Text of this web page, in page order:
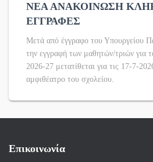
ΝΕΑ ΑΝΑΚΟΙΝΩΣΗ
ΕΓΓΡΑΦΕΣ
Μετά από έγγραφο του Υπουργείου
την εγγραφή των μαθητών/τριών για
2026-27 μετατίθεται για τις 17-7-
αμφιθέατρο του σχολείου.
Επικοινωνία